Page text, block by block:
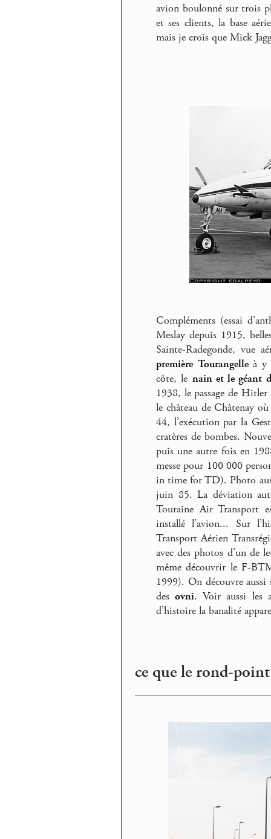
avion boulonné sur trois
et ses clients, la base
mais je crois que Mick
Compléments (essai
Meslay depuis 1915,
Sainte-Radegonde, vue
première Tourangelleà y
côte, le nain et le géant
1938, le passage de
le château de Châtenay
44, l’exécution par la
cratères de bombes.
puis une autre fois en
messe pour 100 000
in time for TD). Photo
juin 85. La déviation
Touraine Air Transport
installé l’avion... Sur
Transport Aérien
avec des photos d’un de
même découvrir le F-
1999). On découvre
desovni. Voir aussi les
d’histoire la banalité
ce que le rond-